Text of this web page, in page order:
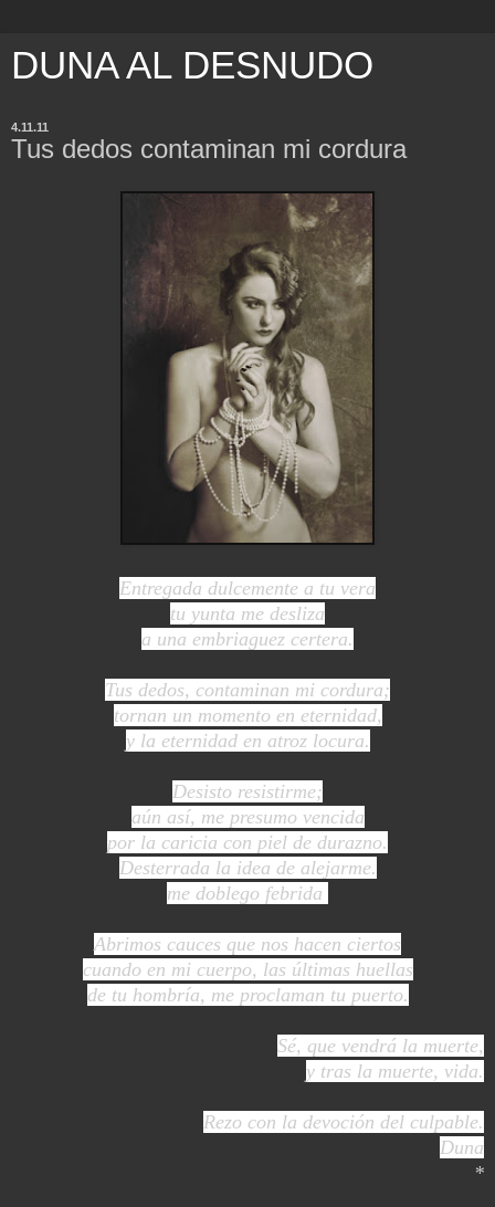
DUNA AL DESNUDO
4.11.11
Tus dedos contaminan mi cordura
Entregada dulcemente a tu vera
tu yunta me desliza
a una embriaguez certera.
Tus dedos, contaminan mi cordura;
tornan un momento en eternidad,
y la eternidad en atroz locura.
Desisto resistirme;
aún así, me presumo vencida
por la caricia con piel de durazno.
Desterrada la idea de alejarme.
me doblego febrida
Abrimos cauces que nos hacen ciertos
cuando en mi cuerpo, las últimas huellas
de tu hombría, me proclaman tu puerto.
Sé, que vendrá la muerte,
y tras la muerte, vida.
Rezo con la devoción del culpable.
Duna
*